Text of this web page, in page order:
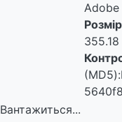
Вантажиться...
Adobe
355.18